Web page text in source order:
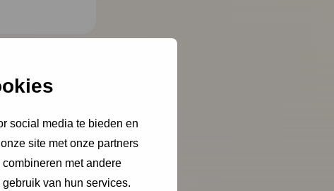
social media te bieden en
site met onze partners
met andere
van hun services.